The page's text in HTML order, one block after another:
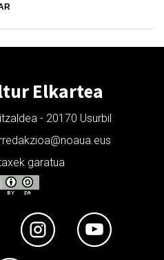
Elkartea
- 20170 Usurbil
garatua